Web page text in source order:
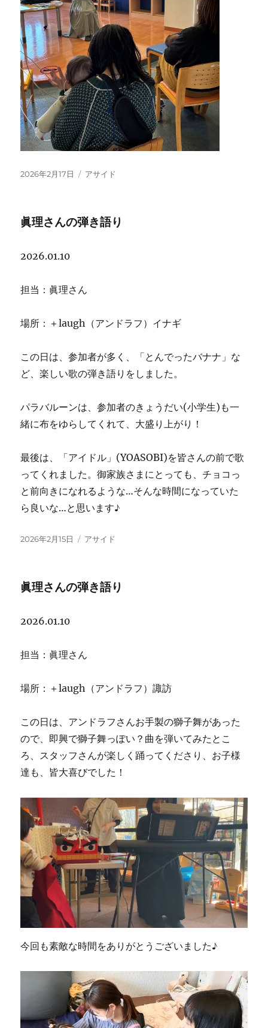
投
2026年2月17日
フ
ッ
アサイド
眞理さんの弾き語り
2026.01.10
担当：眞理さん
場所：＋laugh（アンドラフ）イナギ
この日は、参加者が多く、「とんでったバナナ」な
ど、楽しい歌の弾き語りをしました。
パラバルーンは、参加者のきょうだい(小学生)も一
緒に布をゆらしてくれて、大盛り上がり！
最後は、「アイドル」(YOASOBI)を皆さんの前で歌
ってくれました。御家族さまにとっても、チョコっ
と前向きになれるような…そんな時間になっていた
ら良いな…と思います♪
投
2026年2月15日
フ
ッ
アサイド
眞理さんの弾き語り
2026.01.10
担当：眞理さん
場所：＋laugh（アンドラフ）諏訪
この日は、アンドラフさんお手製の獅子舞があった
ので、即興で獅子舞っぽい？曲を弾いてみたとこ
ろ、スタッフさんが楽しく踊ってくださり、お子様
達も、皆大喜びでした！
今回も素敵な時間をありがとうございました♪